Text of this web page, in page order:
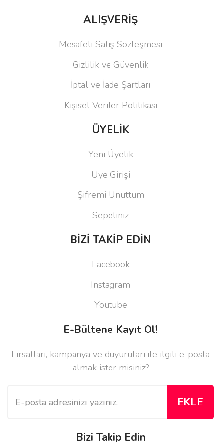
ALIŞVERİŞ
Mesafeli Satış Sözleşmesi
Gizlilik ve Güvenlik
İptal ve İade Şartları
Kişisel Veriler Politikası
ÜYELİK
Yeni Üyelik
Üye Girişi
Şifremi Unuttum
Sepetiniz
BİZİ TAKİP EDİN
Facebook
Instagram
Youtube
E-Bültene Kayıt Ol!
Fırsatları, kampanya ve duyuruları ile ilgili e-posta
almak ister misiniz?
EKLE
Bizi Takip Edin